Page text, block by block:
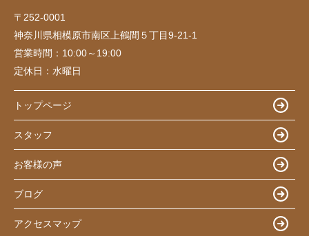
〒252-0001
神奈川県相模原市南区上鶴間５丁目9-21-1
営業時間： 10:00～19:00
定休日： 水曜日
トップページ
スタッフ
お客様の声
ブログ
アクセスマップ